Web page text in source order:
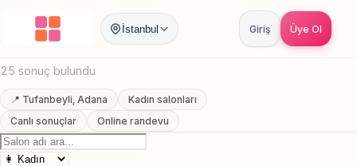
İstanbul Giriş Üye Ol
Anasayfa / Adana Tufanbeyli
Tufanbeyli, Adana Gelin Saci
25 sonuç bulundu
📍 Tufanbeyli, Adana
Kadın salonları
Canlı sonuçlar
Online randevu